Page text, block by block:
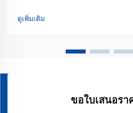
ตัดสินใจได้อย่างมีข้อมูลประกอบ กระ
นั้นผสานรวมองค์ความรู้ทางวิทยาศาส
ดูเพิ่มเติม
ขอใบเสนอรา